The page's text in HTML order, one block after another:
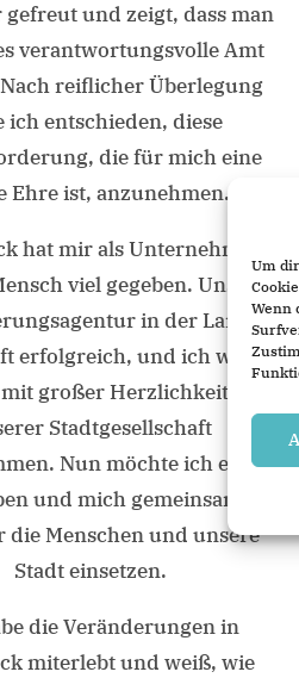
Um
Wenn
und zeigt, dass man
verantwortungsvolle Amt
reiflicher Überlegung
ich entschieden, diese
die für mich eine
Ehre ist, anzunehmen.
hat mir als Unternehmer
viel gegeben. Unsere
in der Lange
erfolgreich, und ich wurde
großer Herzlichkeit in
Stadtgesellschaft
Nun möchte ich etwas
und mich gemeinsam mit
die Menschen und unsere
Stadt einsetzen.
die Veränderungen in
miterlebt und weiß, wie